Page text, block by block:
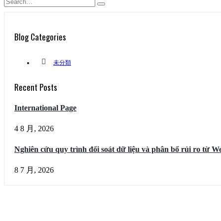
Blog Categories
未分類
Recent Posts
International Page
4 8 月, 2026
Nghiên cứu quy trình đối soát dữ liệu và phân bổ rủi ro từ
8 7 月, 2026